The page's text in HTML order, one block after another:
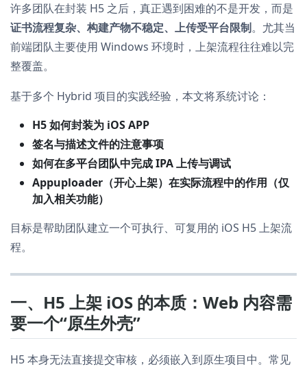
许多团队在封装 H5 之后，真正遇到困难的不是开发，而是
证书流程复杂、构建产物不稳定、上传受平台限制。尤其当
前端团队主要使用 Windows 环境时，上架流程往往难以完
整覆盖。
基于多个 Hybrid 项目的实践经验，本文将系统讨论：
H5 如何封装为 iOS APP
签名与描述文件的注意事项
如何在多平台团队中完成 IPA 上传与调试
Appuploader（开心上架）在实际流程中的作用（仅
加入相关功能）
目标是帮助团队建立一个可执行、可复用的 iOS H5 上架流
程。
一、H5 上架 iOS 的本质：Web 内容需
要一个“原生外壳”
H5 本身无法直接提交审核，必须嵌入到原生项目中。常见